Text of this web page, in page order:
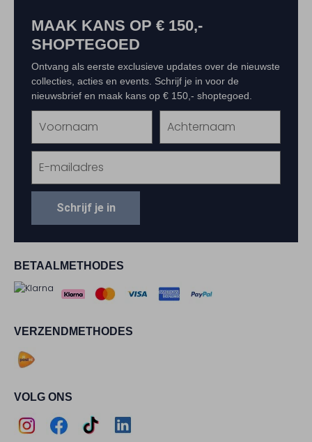
BETAALMETHODES
VERZENDMETHODES
VOLG ONS
MAAK KANS OP € 150,-
SHOPTEGOED
Ontvang als eerste exclusieve updates over de nieuwste
collecties, acties en events. Schrijf je in voor de
nieuwsbrief en maak kans op € 150,- shoptegoed.
Schrijf je in